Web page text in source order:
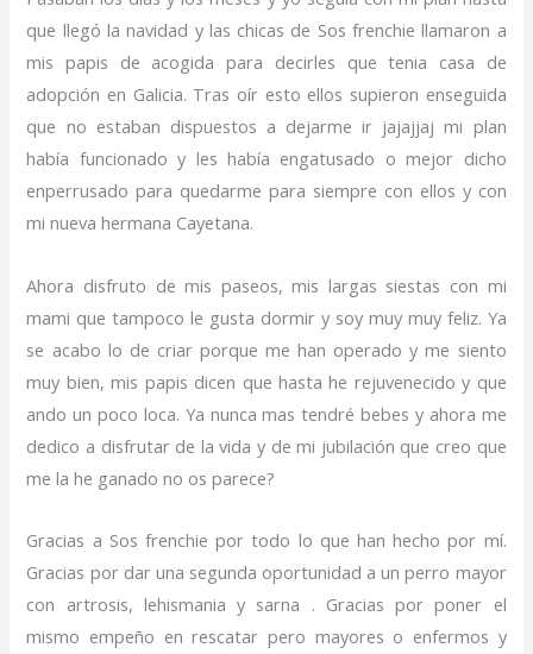
que llegó la navidad y las chicas de Sos frenchie llamaron a
mis papis de acogida para decirles que tenia casa de
adopción en Galicia. Tras oír esto ellos supieron enseguida
que no estaban dispuestos a dejarme ir jajajjaj mi plan
había funcionado y les había engatusado o mejor dicho
enperrusado para quedarme para siempre con ellos y con
mi nueva hermana Cayetana.
Ahora disfruto de mis paseos, mis largas siestas con mi
mami que tampoco le gusta dormir y soy muy muy feliz. Ya
se acabo lo de criar porque me han operado y me siento
muy bien, mis papis dicen que hasta he rejuvenecido y que
ando un poco loca. Ya nunca mas tendré bebes y ahora me
dedico a disfrutar de la vida y de mi jubilación que creo que
me la he ganado no os parece?
Gracias a Sos frenchie por todo lo que han hecho por mí.
Gracias por dar una segunda oportunidad a un perro mayor
con artrosis, lehismania y sarna . Gracias por poner el
mismo empeño en rescatar pero mayores o enfermos y